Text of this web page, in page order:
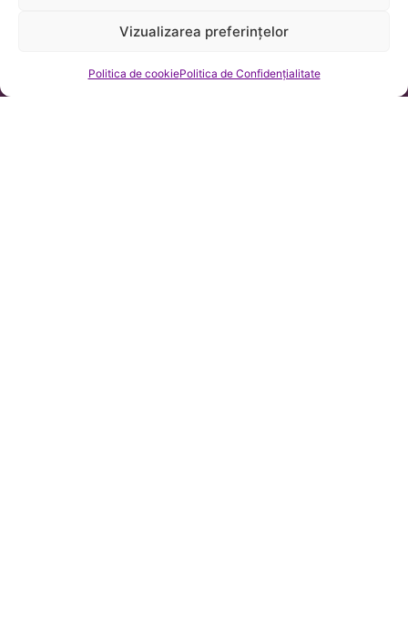
Vizualizarea preferințelor
Politica de cookiePolitica de Confidențialitate